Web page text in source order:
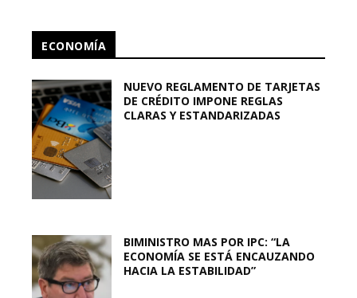
ECONOMÍA
NUEVO REGLAMENTO DE TARJETAS
DE CRÉDITO IMPONE REGLAS
CLARAS Y ESTANDARIZADAS
BIMINISTRO MAS POR IPC: “LA
ECONOMÍA SE ESTÁ ENCAUZANDO
HACIA LA ESTABILIDAD”